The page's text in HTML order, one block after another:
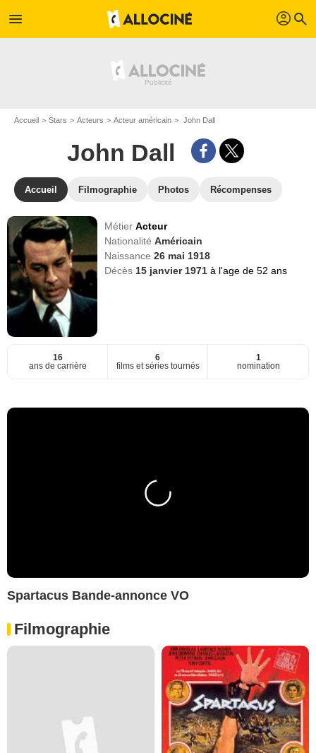
menu profil search
Accueil Stars Acteurs Acteur américain John Dall
John Dall
Accueil Filmographie Photos Récompenses
MétierActeur
NationalitéAméricain
Naissance26 mai 1918
Décès 15 janvier 1971à l'age de 52 ans
16
ans de carrière
6
films et séries tournés
1
nomination
Spartacus Bande-annonce VO
Filmographie